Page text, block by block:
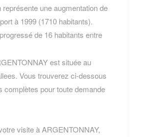
représente une augmentation de
à 1999 (1710 habitants).
de 16 habitants entre
est située au
Vous trouverez ci-dessous
complètes pour toute demande
visite à ARGENTONNAY,